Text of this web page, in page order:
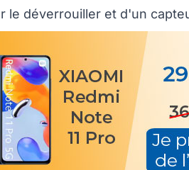
le déverrouiller et d'un